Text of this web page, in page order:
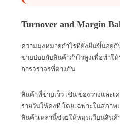
Turnover and Margin
ความมุ่งหมายกำไรที่ยั่งยืนขึ้นอยู่
ขายบ่อยกับสินค้ากำไรสูงเพื่อทำใ
การจราจรที่ต่างกัน
สินค้าที่ขายเร็ว เช่น ของว่างและ
รายวันให้คงที่ โดยเฉพาะในสภ
สินค้าเหล่านี้ช่วยให้หมุนเวียนสินค้